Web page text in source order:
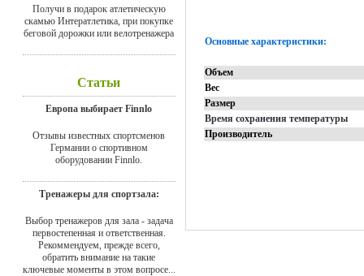
Получи в подарок атлетическую
скамью Интератлетика, при покупке
беговой дорожки или велотренажера
Статьи
Европа выбирает Finnlo
Отзывы известных спортсменов
Германии о спортивном
оборудовании Finnlo.
Тренажеры для спортзала:
Выбор тренажеров для зала - задача
первостепенная и ответственная.
Рекоммендуем, прежде всего,
обратить внимание на такие
ключевые моменты в этом вопросе...
Основные характеристики:
Объем
Вес
Размер
Время сохранения температуры
Производитель